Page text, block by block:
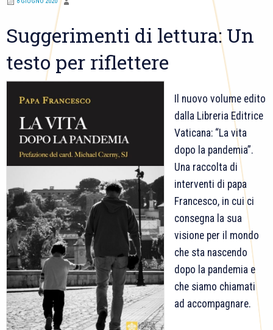
Suggerimenti di lettura: Un
testo per riflettere
Il nuovo volume edito
dalla Libreria Editrice
Vaticana: “La vita
dopo la pandemia”.
Una raccolta di
interventi di papa
Francesco, in cui ci
consegna la sua
visione per il mondo
che sta nascendo
dopo la pandemia e
che siamo chiamati
ad accompagnare.